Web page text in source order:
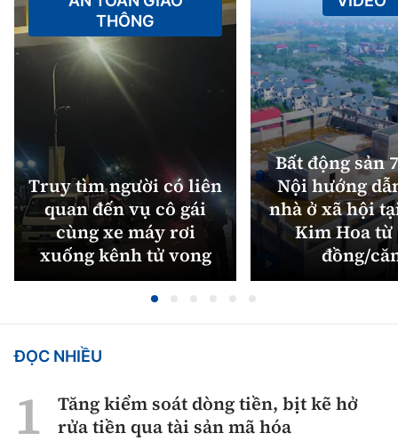
Truy tìm người có liên
quan đến vụ cô gái
cùng xe máy rơi
xuống kênh tử vong
THÔNG
Bất động sản
Nội hướng
nhà ở xã hội
Kim Hoa từ
đồng/
ĐỌC NHIỀU
Tăng kiểm soát dòng tiền, bịt kẽ hở
rửa tiền qua tài sản mã hóa